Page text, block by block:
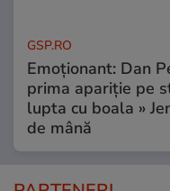
GSP.RO
Emoționant: Dan
prima apariție pe
lupta cu boala »
de mână